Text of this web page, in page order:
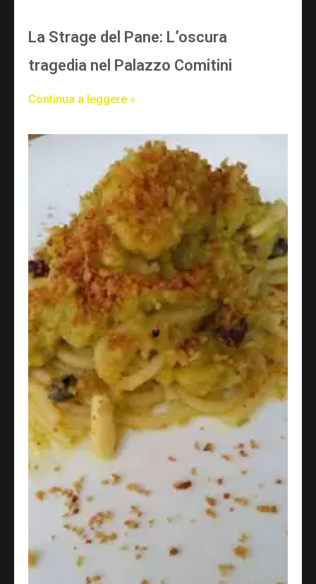
La Strage del Pane: L’oscura
tragedia nel Palazzo Comitini
Continua a leggere »